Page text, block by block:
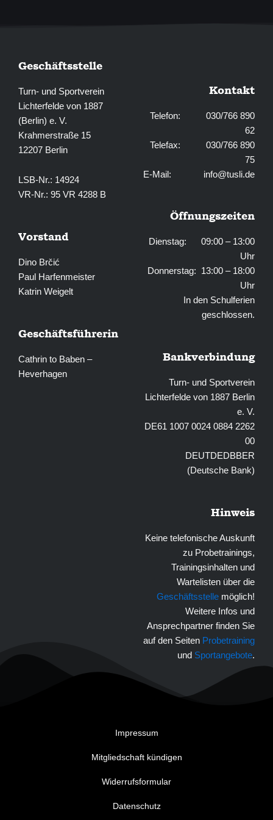
Geschäftsstelle
Turn- und Sportverein
Lichterfelde von 1887
(Berlin) e. V.
Krahmerstraße 15
12207 Berlin
LSB-Nr.: 14924
VR-Nr.: 95 VR 4288 B
Vorstand
Dino Brčić
Paul Harfenmeister
Katrin Weigelt
Geschäftsführerin
Cathrin to Baben –
Heverhagen
Kontakt
Telefon: 030/766 890
62
Telefax: 030/766 890
75
E-Mail: info@tusli.de
Öffnungszeiten
Dienstag: 09:00 – 13:00
Uhr
Donnerstag: 13:00 – 18:00
Uhr
In den Schulferien
geschlossen.
Bankverbindung
Turn- und Sportverein
Lichterfelde von 1887 Berlin
e. V.
DE61 1007 0024 0884 2262
00
DEUTDEDBBER
(Deutsche Bank)
Hinweis
Keine telefonische Auskunft
zu Probetrainings,
Trainingsinhalten und
Wartelisten über die
Geschäftsstelle möglich!
Weitere Infos und
Ansprechpartner finden Sie
auf den Seiten Probetraining
und Sportangebote.
Impressum
Mitgliedschaft kündigen
Widerrufsformular
Datenschutz